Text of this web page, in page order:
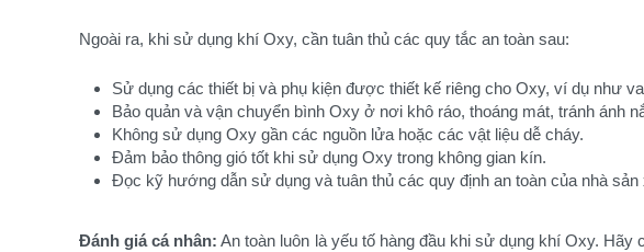
Ngoài ra, khi sử dụng khí Oxy, cần tuân thủ các quy tắc an toàn sau:
Sử dụng các thiết bị và phụ kiện được thiết kế riêng cho Oxy, ví dụ như
Bảo quản và vận chuyển bình Oxy ở nơi khô ráo, thoáng mát, tránh ánh
Không sử dụng Oxy gần các nguồn lửa hoặc các vật liệu dễ cháy.
Đảm bảo thông gió tốt khi sử dụng Oxy trong không gian kín.
Đọc kỹ hướng dẫn sử dụng và tuân thủ các quy định an toàn của nhà sản
Đánh giá cá nhân: An toàn luôn là yếu tố hàng đầu khi sử dụng khí Oxy.